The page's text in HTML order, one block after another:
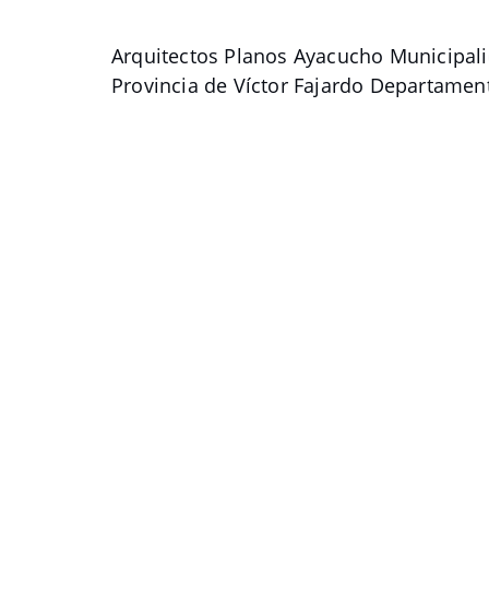
Arquitectos Planos Ayacucho
Provincia de Víctor Fajardo